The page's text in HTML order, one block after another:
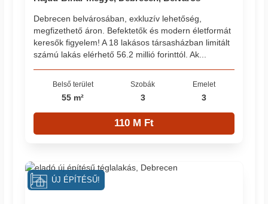
Debrecen belvárosában, exkluzív lehetőség,
megfizethető áron. Befektetők és modern életformát
keresők figyelem! A 18 lakásos társasházban limitált
számú lakás elérhető 56.2 millió forinttól. Ak...
Belső terület
55 m²
Szobák
3
Emelet
3
110 M Ft
ÚJ ÉPÍTÉSŰ!